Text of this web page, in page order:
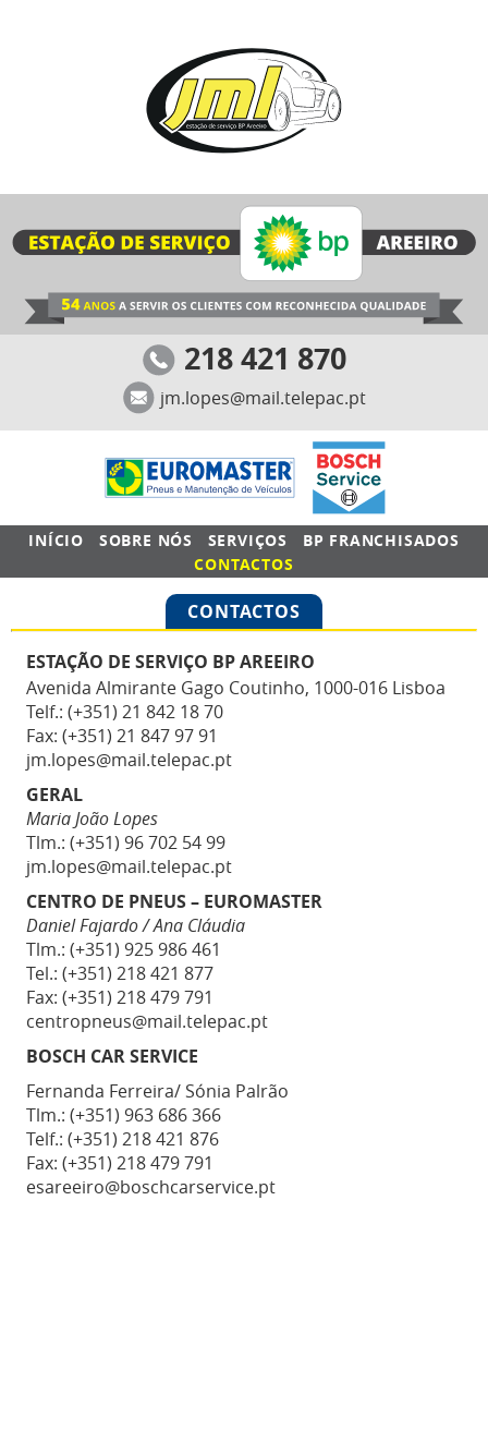
218 421 870
jm.lopes@mail.telepac.pt
INÍCIO SOBRE NÓS SERVIÇOS
BP FRANCHISADOS
CONTACTOS
CONTACTOS
ESTAÇÃO DE SERVIÇO BP AREEIRO
Avenida Almirante Gago Coutinho, 1000-016 Lisboa
Telf.: (+351) 21 842 18 70
Fax: (+351) 21 847 97 91
jm.lopes@mail.telepac.pt
GERAL
Maria João Lopes
Tlm.: (+351) 96 702 54 99
jm.lopes@mail.telepac.pt
CENTRO DE PNEUS – EUROMASTER
Daniel Fajardo / Ana Cláudia
Tlm.: (+351) 925 986 461
Tel.: (+351) 218 421 877
Fax: (+351) 218 479 791
centropneus@mail.telepac.pt
BOSCH CAR SERVICE
Fernanda Ferreira/ Sónia Palrão
Tlm.: (+351) 963 686 366
Telf.: (+351) 218 421 876
Fax: (+351) 218 479 791
esareeiro@boschcarservice.pt